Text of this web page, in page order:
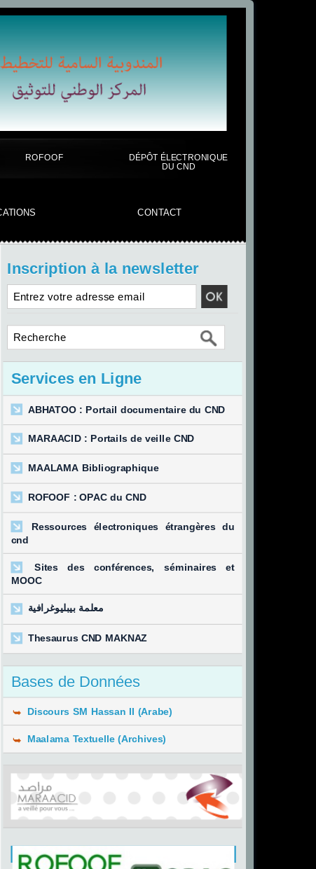
ROFOOF DÉPÔT ÉLECTRONIQUE
DU CND
CONTACT
Inscription à la newsletter
Services en Ligne
ABHATOO : Portail documentaire du CND
MARAACID : Portails de veille CND
MAALAMA Bibliographique
ROFOOF : OPAC du CND
Ressources électroniques étrangères du
cnd
Sites des conférences, séminaires et
MOOC
معلمة بيبليوغرافية
Thesaurus CND MAKNAZ
Bases de Données
Discours SM Hassan II (Arabe)
Maalama Textuelle (Archives)